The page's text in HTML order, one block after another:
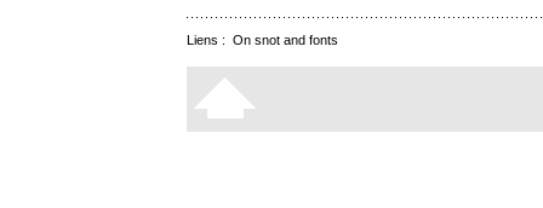
Liens : On snot and fonts